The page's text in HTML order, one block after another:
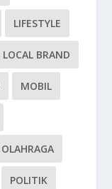
LIFESTYLE
LOCAL BRAND
MOBIL
OLAHRAGA
POLITIK